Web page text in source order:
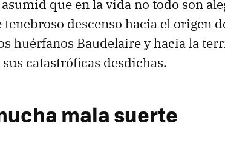
que en la vida no todo son
descenso hacia el origen
huérfanos Baudelaire y hacia la
catastróficas desdichas.
mala suerte